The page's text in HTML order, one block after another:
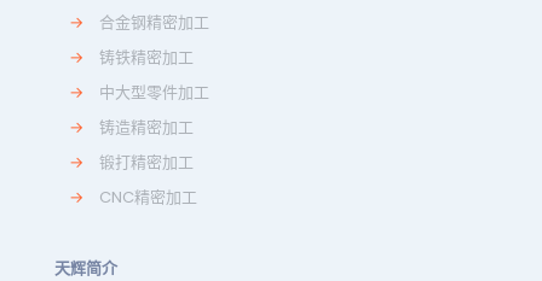
→
合金钢精密加工
→
铸铁精密加工
→
中大型零件加工
→
铸造精密加工
→
锻打精密加工
→
CNC精密加工
天辉简介